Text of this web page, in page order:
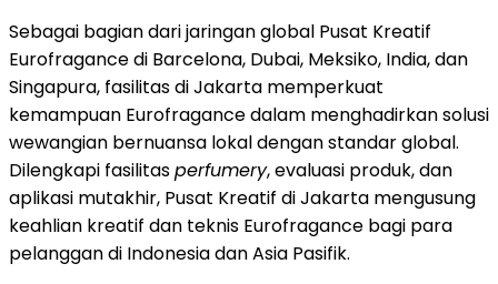
Sebagai bagian dari jaringan global Pusat Kreatif
Eurofragance di Barcelona, Dubai, Meksiko, India, dan
Singapura, fasilitas diJakarta memperkuat
kemampuan Eurofragance dalam menghadirkan solusi
wewangian bernuansa lokal dengan standar global.
Dilengkapi fasilitasperfumery, evaluasi produk, dan
aplikasi mutakhir, Pusat Kreatif diJakarta mengusung
keahlian kreatif dan teknis Eurofragance bagi para
pelanggan di Indonesiadan Asia Pasifik.